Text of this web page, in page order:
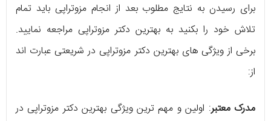
برای رسیدن به نتایج مطلوب بعد از انجام مزوتراپی باید تمام
تلاش خود را بکنید به بهترین دکتر مزوتراپی مراجعه نمایید.
برخی از ویژگی های بهترین دکتر مزوتراپی در شریعتی عبارت اند
از:
مدرک معتبر: اولین و مهم ترین ویژگی بهترین دکتر مزوتراپی در